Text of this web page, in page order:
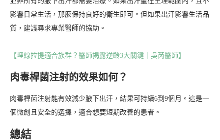
影響日常生活，那麼保持良好的衛生即可。但如果出汗影響生活品
質，建議尋求專業醫師的協助。
【埋線拉提適合族群？醫師揭露逆齡3大關鍵｜吳芮醫師】
肉毒桿菌注射的效果如何？
肉毒桿菌注射能有效減少腋下出汗，結果可持續6到9個月。這是一
個微創且安全的選擇，適合想要短期改善的患者。
總結